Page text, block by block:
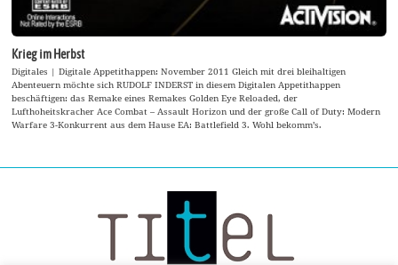
Krieg im Herbst
Digitales | Digitale Appetithappen: November 2011 Gleich mit drei bleihaltigen
Abenteuern möchte sich RUDOLF INDERST in diesem Digitalen Appetithappen
beschäftigen: das Remake eines Remakes Golden Eye Reloaded, der
Lufthoheitskracher Ace Combat – Assault Horizon und der große Call of Duty: Modern
Warfare 3-Konkurrent aus dem Hause EA: Battlefield 3. Wohl bekomm’s.